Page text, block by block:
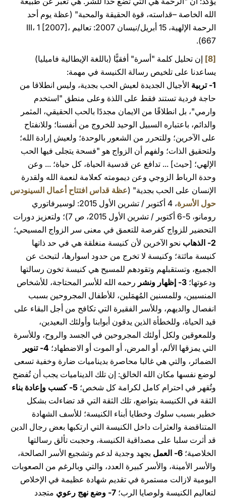
الله الخاصة –قداسته، قوة الحقيقة والمحبة" (عظة يوم أحد
الرحمة الإلهية، 15 أبريل/نيسان 2007: تعاليم III، 1 [2007]،
667).
[8]
إن تحليل كلمة "أسرة" أفقيًّا (باللغة الإيطالية فاميليا)
يساعدنا على تلخيص رسالة الكنيسة في مهمة:
1- تربية الأجيال الجديدة لعيش الحب بجدية، وليس انطلاقا من
حاجة فردية تستند فقط على اللذة وعلى منطق "استخدم
وارمي"، بل انطلاقًا من الايمان مجددًا بالحب الحقيقي، المثمر
والدائم، باعتباره السبيل الوحيد للخروج من أنفسنا؛ وللانفتاح
على الآخرين؛ وللتحرر من الشعور بالوحدة؛ ولعيش إرادة الله؛
ولتحقيق الذات؛ ولفهم أن الزواج هو "فسحة يتجلى فيها الحب
الإلهي؛ [حيث] ... تدافع عن قدسية الحياة، كل حياة؛ ... وعن
وحدة الرباط الزوجي وعن ديمومته كعلامة لنعمة الله ولقدرة
الإنسان على الحب بجدية" (عظة قداس افتتاح أعمال السينودس
حول الأسرة
، 4 أكتوبر / تشرين الأول 2015: لوسيرفاتوري
رومانو، 5-6 أكتوبر / تشرين الأول 2015، ص 7)؛ ولتعزيز دورات
التحضير للزواج كفرصة للتعمق في معنى سر الزواج المسيحي؛
2- الذهاب نحو الآخرين لأن كنيسة منغلقة هي في حد ذاتها
كنيسة مائتة؛ وكنيسة لا تخرج من حدود اسوارها، لتبحث عن
الجميع، وتستقبلهم وتقودهم للمسيح هي كنيسة تخون رسالتها
ودعوتها؛ 3- إظهار ونشر رحمه الله للأسر المحتاجة، للأشخاص
المنسيين، وللمسنين المُهمَلين، للأطفال المجروحين بسبب
انفصال والديهم، وللأسر الفقيرة التي تكافح من أجل البقاء على
قيد الحياة، وللخطأة الذين يدقون أبوابنا وأولئك البعيدين،
وللمعوقين ولكل أولئك المجروحين في الجسد والروح، وللأسرة
التي يمزقها الألم، أو المرض، أو الموت أو الاضطهاد؛ 4- تنوير
الضمائر، والتي هي غالبا محاصرة بديناميات ضارة وخفية تسعى
لوضع نفسها مكان الله الخالق: إن تلك الديناميات يجب أن تُفضح
وتُقهر في احترام كامل لكرامة كل شخص؛ 5- كسب وإعادة بناء
الثقة في الكنيسة بتواضع، تلك الثقة التي قد تضاءلت بشكل
خطير بسبب سلوك وخطايا أبناء الكنيسة؛ للأسف الشهادة
المتناقضة والعثرات داخل الكنيسة التي ارتكبها بعض رجال الدين
قد أثرت سلبا على مصداقية الكنيسة، وحجبت تألق رسالتها
الخلاصية؛ 6- العمل بجهد وجدية لدعم وتشجيع الأسر الصالحة،
والأسر الأمينة، والأسر كبيرة العدد، والتي وبالرغم من الصعوبات
اليومية لازالت مستمرة في تقديم شهادة عظيمة في الإخلاص
لتعاليم الكنيسة ولوصايا الرب؛ 7- وضع نهج رعوي متجدد